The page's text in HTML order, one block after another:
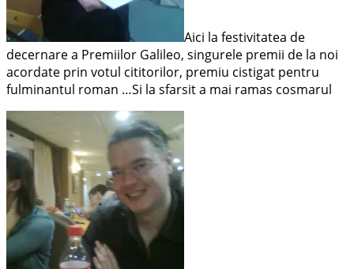
Aici la festivitatea de
decernare a Premiilor Galileo, singurele premii de la noi
acordate prin votul cititorilor, premiu cistigat pentru
fulminantul roman …Si la sfarsit a mai ramas cosmarul